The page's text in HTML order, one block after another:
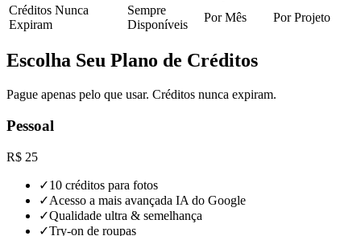
Créditos Nunca
Expiram
Sempre
Disponíveis
Por Mês Por Projeto
Escolha Seu Plano de Créditos
Pague apenas pelo que usar. Créditos nunca expiram.
Pessoal
R$ 25
✓10 créditos para fotos
✓Acesso a mais avançada IA do Google
✓Qualidade ultra & semelhança
✓Try-on de roupas